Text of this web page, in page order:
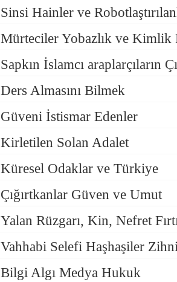
Sinsi Hainler ve
Mürteciler Yobazlık ve Kimlik
Sapkın İslamcı araplarçıların
Ders Almasını Bilmek
Güveni İstismar Edenler
Kirletilen Solan Adalet
Küresel Odaklar ve Türkiye
Çığırtkanlar Güven ve Umut
Yalan Rüzgarı, Kin, Nefret
Vahhabi Selefi Haşhaşiler
Bilgi Algı Medya Hukuk